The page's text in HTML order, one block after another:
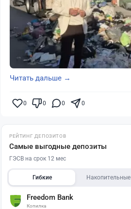
Читать дальше →
0 0 0 0
РЕЙТИНГ ДЕПОЗИТОВ
Самые выгодные депозиты
ГЭСВ на срок 12 мес
Гибкие Накопительные
Freedom Bank
Копилка